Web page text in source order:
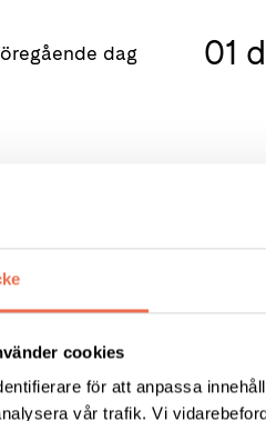
cookies
för att anpassa
vår trafik. Vi
dag 01
KONTAKT